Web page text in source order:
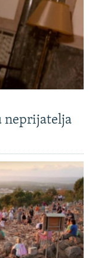
neprijatelja